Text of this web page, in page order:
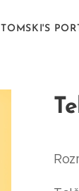
TOMSKI'S